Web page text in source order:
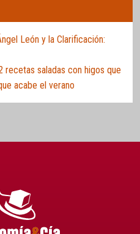
León y la Clarificación:
recetas saladas con higos que
acabe el verano